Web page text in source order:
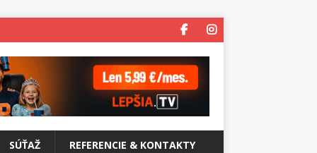
SÚŤAŽ REFERENCIE & KONTAKTY